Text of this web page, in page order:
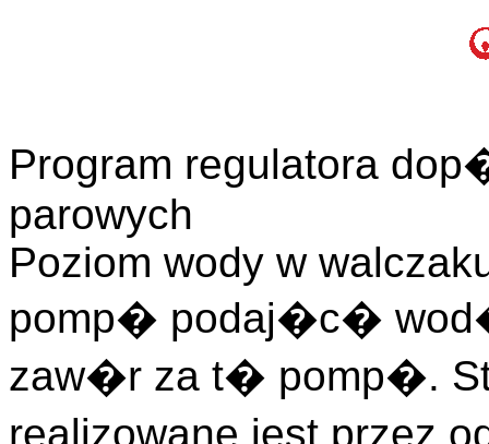
Program regulatora
parowych
Poziom wody w
pomp� podaj�c�
zaw�r za t� pomp�.
realizowane jest